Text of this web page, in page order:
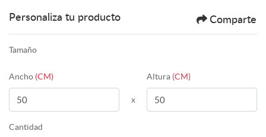
Personaliza tu producto Comparte
Tamaño
Ancho (CM) Altura(CM)
x
Cantidad